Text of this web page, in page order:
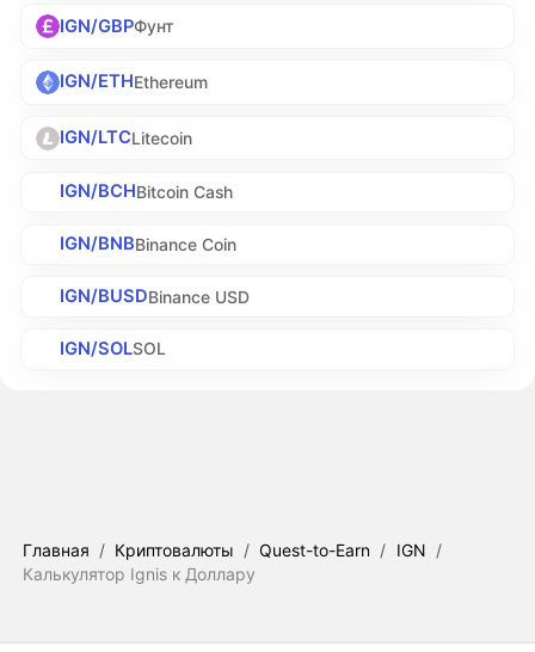
IGN/GBPФунт
IGN/ETHEthereum
IGN/LTCLitecoin
IGN/BCHBitcoin Cash
IGN/BNBBinance Coin
IGN/BUSDBinance USD
IGN/SOLSOL
Главная / Криптовалюты / Quest-to-Earn / IGN /
Калькулятор Ignis к Доллару